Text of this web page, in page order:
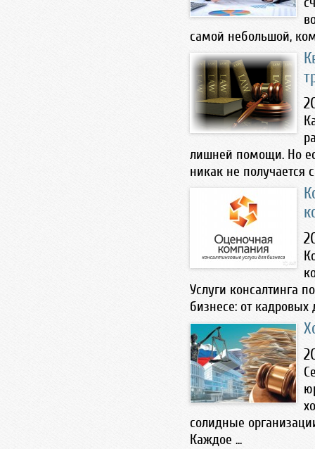
самой небольшой,
лишней помощи. Но
никак не получается
Услуги консалтинга
бизнесе: от
солидные
Каждое ...